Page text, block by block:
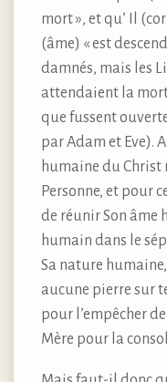
mort », et qu’ Il
(âme) « est
damnés, mais les
attendaient la
que fussent
par Adam et Eve).
humaine du
Personne, et pour
de réunir Son âme
humain dans le
Sa nature
aucune pierre sur
pour l’empêcher
Mère pour la